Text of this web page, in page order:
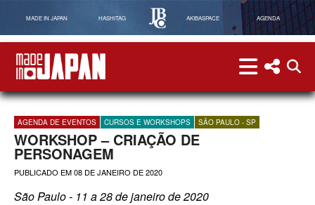
MADE IN JAPAN HASHITAG AKIBASPACE AGENDA
menu menu
AGENDA DE EVENTOS CURSOS E WORKSHOPS SÃO PAULO - SP
WORKSHOP – CRIAÇÃO DE
PERSONAGEM
PUBLICADO EM08 DE JANEIRO DE 2020
São Paulo - 11 a 28 de janeiro de 2020